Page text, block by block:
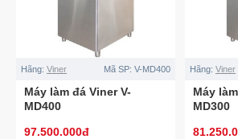
Hãng: Viner Mã SP: V-MD400
Máy làm đá Viner V-
MD400
97.500.000đ
Hãng: Viner
Máy
MD300